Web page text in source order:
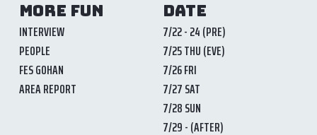
MORE FUN
INTERVIEW
PEOPLE
FES GOHAN
AREA REPORT
DATE
7/22 - 24 (PRE)
7/25 THU (EVE)
7/26 FRI
7/27 SAT
7/28 SUN
7/29 - (AFTER)